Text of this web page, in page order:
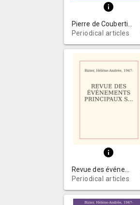
info
Periodical articles
info
Periodical articles